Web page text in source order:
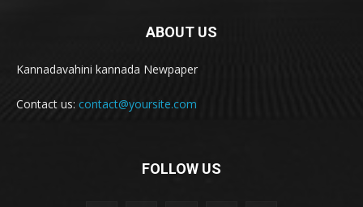
ABOUT US
Kannadavahini kannada Newpaper
Contact us: contact@yoursite.com
FOLLOW US